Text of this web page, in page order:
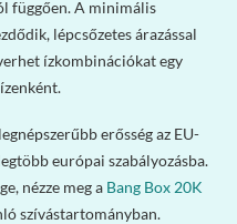
függően. A minimális
lépcsőzetes árazással
ízkombinációkat egy
erősség az EU-
európai szabályozásba.
nézze meg a Bang Box 20K
szívástartományban.